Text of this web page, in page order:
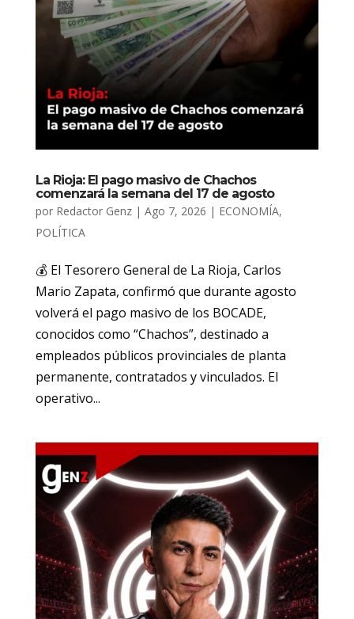
La Rioja: El pago masivo de Chachos
comenzará la semana del 17 de agosto
por Redactor Genz| Ago 7, 2026 | ECONOMÍA,
POLÍTICA
💰 El Tesorero General de La Rioja, Carlos
Mario Zapata, confirmó que durante agosto
volverá el pago masivo de los BOCADE,
conocidos como “Chachos”, destinado a
empleados públicos provinciales de planta
permanente, contratados y vinculados. El
operativo...